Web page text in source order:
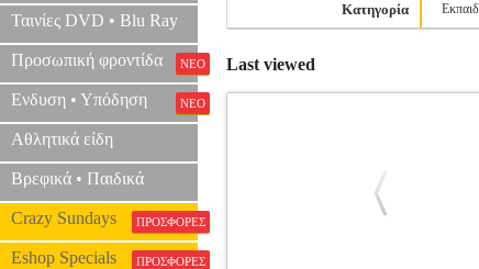
Ταινίες DVD • Blu Ray
Προσωπική φροντίδα ΝΕΟ
Ενδυση • Υπόδηση ΝΕΟ
Αθλητικά είδη
Βρεφικά • Παιδικά
Crazy Sundays ΠΡΟΣΦΟΡΕΣ
Eshop Specials ΠΡΟΣΦΟΡΕΣ
Κατηγορία
Last viewed